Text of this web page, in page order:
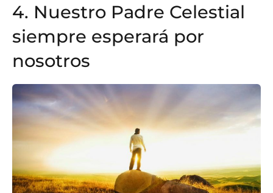
4. Nuestro Padre Celestial
siempre esperará por
nosotros